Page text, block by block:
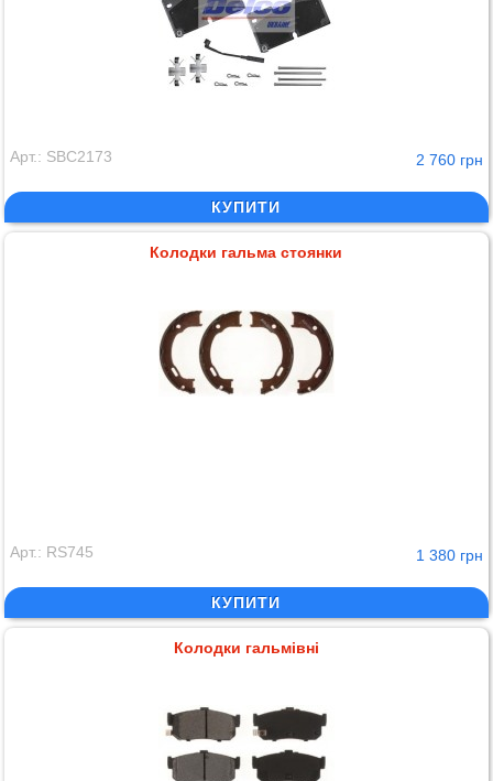
Арт.: SBC2173 2 760 грн
КУПИТИ
Колодки гальма стоянки
Арт.: RS745 1 380 грн
КУПИТИ
Колодки гальмівні